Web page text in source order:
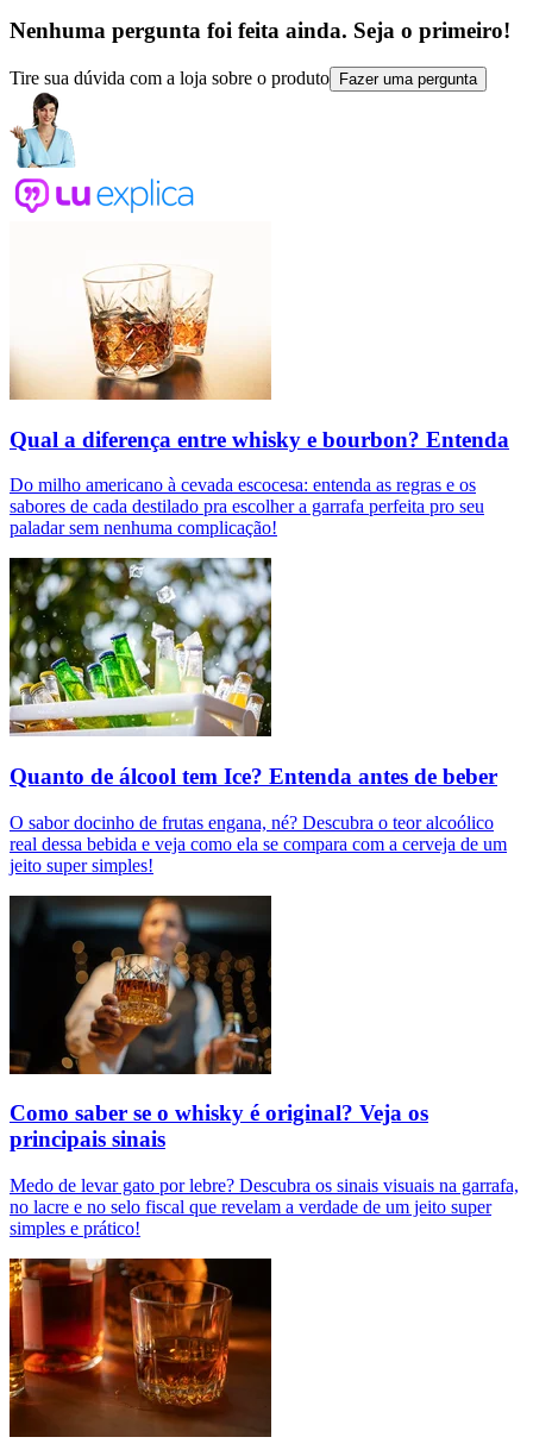
Nenhuma pergunta foi feita ainda. Seja o primeiro!
Tire sua dúvida com a loja sobre o produto Fazer uma pergunta
Qual a diferença entre whisky e bourbon? Entenda
Do milho americano à cevada escocesa: entenda as regras e os
sabores de cada destilado pra escolher a garrafa perfeita pro seu
paladar sem nenhuma complicação!
Quanto de álcool tem Ice? Entenda antes de beber
O sabor docinho de frutas engana, né? Descubra o teor alcoólico
real dessa bebida e veja como ela se compara com a cerveja de um
jeito super simples!
Como saber se o whisky é original? Veja os
principais sinais
Medo de levar gato por lebre? Descubra os sinais visuais na garrafa,
no lacre e no selo fiscal que revelam a verdade de um jeito super
simples e prático!